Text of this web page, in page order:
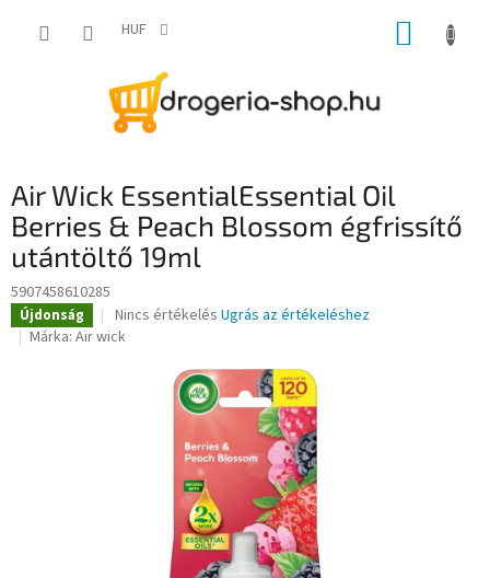
HUF KOSÁR
Air Wick EssentialEssential Oil
Berries & Peach Blossom égfrissítő
utántöltő 19ml
5907458610285
Újdonság
A
termék
értékelése
Nincs értékelés Ugrás az értékeléshez
Márka: Air wick